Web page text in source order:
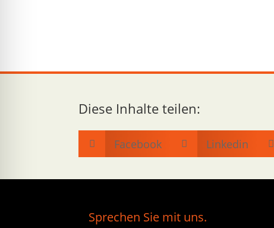
Diese Inhalte teilen:
 Facebook  Linkedin 
Sprechen Sie mit uns.